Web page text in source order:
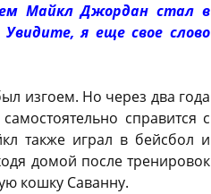
Майкл Джордан стал в
я еще свое слово
изгоем. Но через два года
справится с
также играл в бейсбол и
домой после тренировок
кошку Саванну.